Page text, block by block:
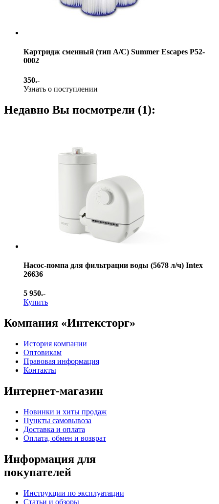
Картридж сменный (тип А/С) Summer Escapes Р52-
0002
350.-
Узнать о поступлении
Недавно Вы посмотрели (1):
Насос-помпа для фильтрации воды (5678 л/ч) Intex
26636
5 950.-
Купить
Компания «Интексторг»
История компании
Оптовикам
Правовая информация
Контакты
Интернет-магазин
Новинки и хиты продаж
Пункты самовывоза
Доставка и оплата
Оплата, обмен и возврат
Информация для
покупателей
Инструкции по эксплуатации
Статьи и обзоры